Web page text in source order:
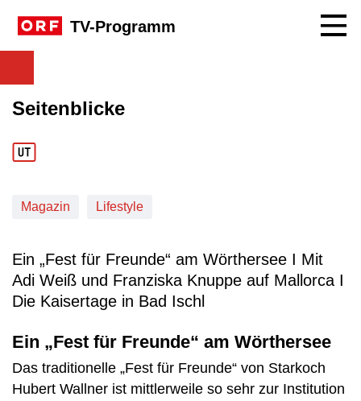
TV-Programm
Seitenblicke
Magazin Lifestyle
Ein „Fest für Freunde“ am Wörthersee I Mit
Adi Weiß und Franziska Knuppe auf Mallorca I
Die Kaisertage in Bad Ischl
Ein „Fest für Freunde“ am Wörthersee
Das traditionelle „Fest für Freunde“ von Starkoch
Hubert Wallner ist mittlerweile so sehr zur Institution